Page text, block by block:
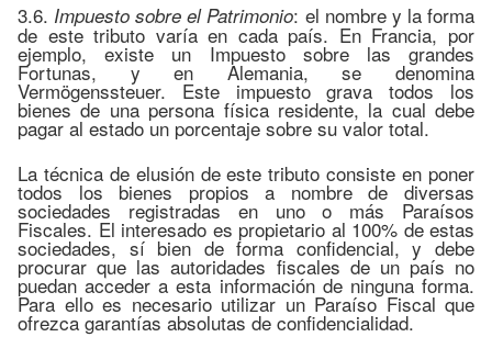
3.6. Impuesto sobre el Patrimonio: el nombre y la forma
de este tributo varía en cada país. En Francia, por
ejemplo, existe un Impuesto sobre las grandes
Fortunas, y en Alemania, se denomina
Vermögenssteuer. Este impuesto grava todos los
bienes de una persona física residente, la cual debe
pagar al estado un porcentaje sobre su valor total.
La técnica de elusión de este tributo consiste en poner
todos los bienes propios a nombre de diversas
sociedades registradas en uno o más Paraísos
Fiscales. El interesado es propietario al 100% de estas
sociedades, sí bien de forma confidencial, y debe
procurar que las autoridades fiscales de un país no
puedan acceder a esta información de ninguna forma.
Para ello es necesario utilizar un Paraíso Fiscal que
ofrezca garantías absolutas de confidencialidad.